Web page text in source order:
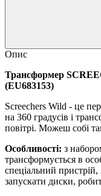
Опис
Трансформер
(EU683153)
Screechers Wild - це
на 360 градусів і
повітрі. Можеш собі
Особливості: з
трансформується в
спеціальний
запускати диски,